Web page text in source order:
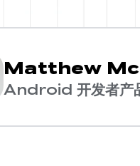
Matthew
Android 开发者产